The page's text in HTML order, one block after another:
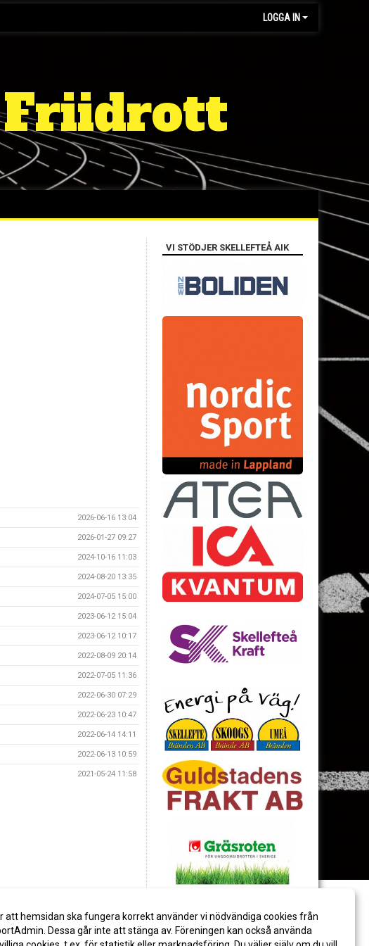
LOGGA IN
2026-06-16 13:04
2026-01-27 09:27
2024-10-16 11:03
2024-08-20 13:35
2024-07-05 15:00
2023-06-12 15:04
2023-06-12 10:17
2022-08-09 20:14
2022-07-05 11:36
2022-06-30 07:29
2022-06-23 10:47
2022-06-14 14:11
2022-06-13 10:59
2021-05-24 11:58
VI STÖDJER SKELLEFTEÅ AIK
att hemsidan ska fungera korrekt använder vi nödvändiga cookies från
Dessa går inte att stänga av. Föreningen kan också använda